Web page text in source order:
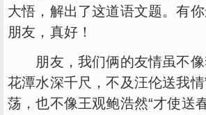
大悟，解出了这道语文题。有
朋友，真好！
朋友，我们俩的友情虽不像
花潭水深千尺，不及汪伦送我
荡，也不像王观鲍浩然“才使送